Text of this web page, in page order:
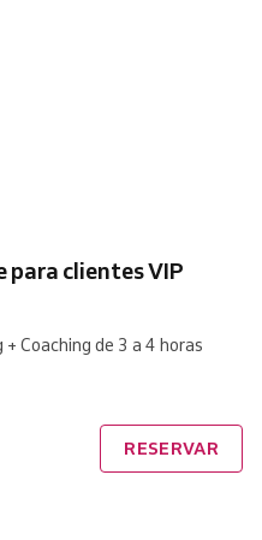
para clientes VIP
Coaching de 3 a 4 horas
RESERVAR